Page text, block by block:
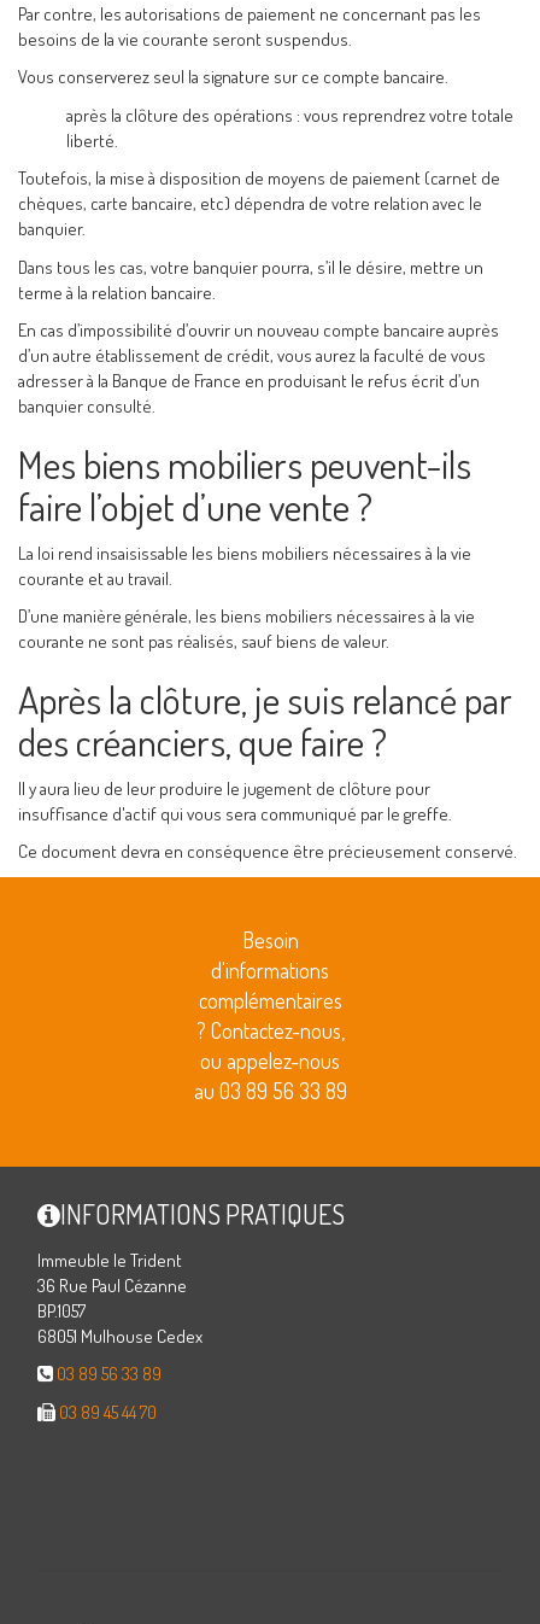
Par contre, les autorisations de paiement ne concernant pas les
besoins de la vie courante seront suspendus.
Vous conserverez seul la signature sur ce compte bancaire.
après la clôture des opérations : vous reprendrez votre totale
liberté.
Toutefois, la mise à disposition de moyens de paiement (carnet de
chèques, carte bancaire, etc) dépendra de votre relation avec le
banquier.
Dans tous les cas, votre banquier pourra, s’il le désire, mettre un
terme à la relation bancaire.
En cas d’impossibilité d’ouvrir un nouveau compte bancaire auprès
d’un autre établissement de crédit, vous aurez la faculté de vous
adresser à la Banque de France en produisant le refus écrit d’un
banquier consulté.
Mes biens mobiliers peuvent-ils
faire l’objet d’une vente ?
La loi rend insaisissable les biens mobiliers nécessaires à la vie
courante et au travail.
D’une manière générale, les biens mobiliers nécessaires à la vie
courante ne sont pas réalisés, sauf biens de valeur.
Après la clôture, je suis relancé par
des créanciers, que faire ?
Il y aura lieu de leur produire le jugement de clôture pour
insuffisance d'actif qui vous sera communiqué par le greffe.
Ce document devra en conséquence être précieusement conservé.
Besoin
d'informations
complémentaires
? Contactez-nous,
ou appelez-nous
au 03 89 56 33 89
INFORMATIONS PRATIQUES
Immeuble le Trident
36 Rue Paul Cézanne
BP.1057
68051 Mulhouse Cedex
03 89 56 33 89
03 89 45 44 70